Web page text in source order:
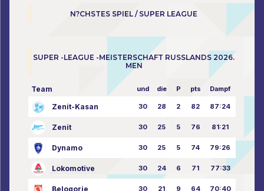
N?CHSTES SPIEL / SUPER LEAGUE
SUPER -LEAGUE -MEISTERSCHAFT RUSSLANDS 2026.
MEN
Team und die P pts Dampf
Zenit-Kasan 30 28 2 82 87:24
Zenit 30 25 5 76 81:21
Dynamo 30 25 5 74 79:26
Lokomotive 30 24 6 71 77:33
Belogorie 30 21 9 64 70:40